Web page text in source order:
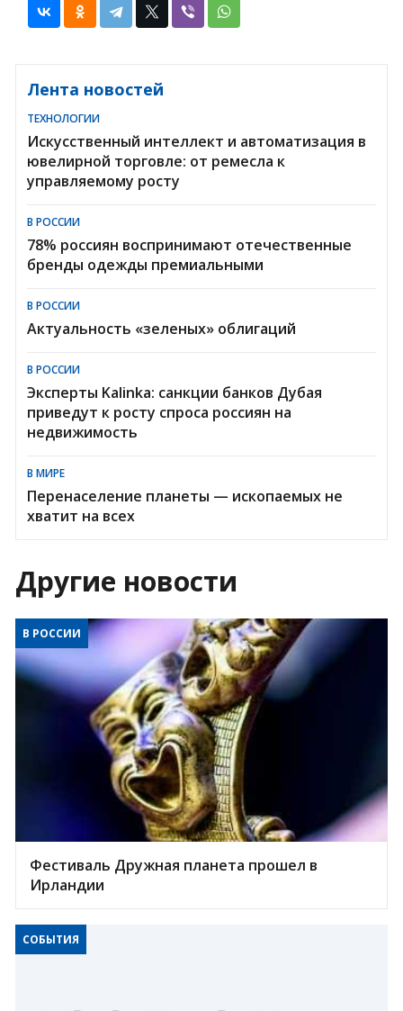
Лента новостей
ТЕХНОЛОГИИ
Искусственный интеллект и автоматизация в
ювелирной торговле: от ремесла к
управляемому росту
В РОССИИ
78% россиян воспринимают отечественные
бренды одежды премиальными
В РОССИИ
Актуальность «зеленых» облигаций
В РОССИИ
Эксперты Kalinka: санкции банков Дубая
приведут к росту спроса россиян на
недвижимость
В МИРЕ
Перенаселение планеты — ископаемых не
хватит на всех
Другие новости
В РОССИИ
Фестиваль Дружная планета прошел в
Ирландии
СОБЫТИЯ